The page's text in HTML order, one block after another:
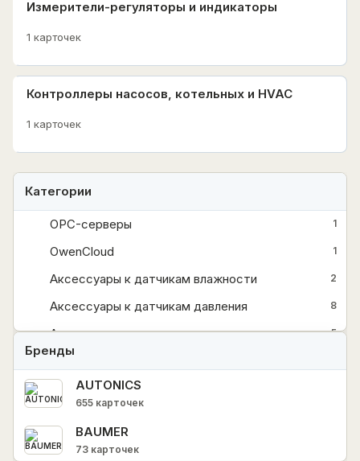
Измерители-регуляторы и индикаторы
1 карточек
Контроллеры насосов, котельных и HVAC
1 карточек
Категории
OPC-серверы 1
OwenCloud 1
Аксессуары к датчикам влажности 2
Аксессуары к датчикам давления 8
Аксессуары к датчикам температуры 5
Аксессуары к датчикам уровня
Архиваторы
Блоки питания
Бренды
AUTONICS
655 карточек
BAUMER
73 карточек